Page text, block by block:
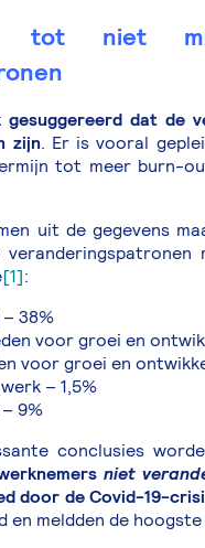
niet
gesuggereerd dat de
zijn. Er is vooral
tot meer burn-
uit de gegevens
[1]:
38%
voor groei en
voor groei en
– 1,5%
9%
conclusies
niet
door de Covid-19-
en meldden de